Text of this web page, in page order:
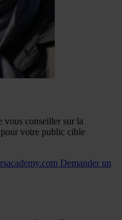
vous conseiller sur la
pour votre public cible
Demander un